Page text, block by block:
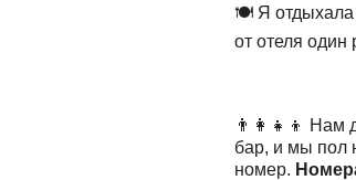
🍽️ Я отдыхала
от отеля
👨‍👩‍👧‍👦 Нам
бар, и мы пол
номер.